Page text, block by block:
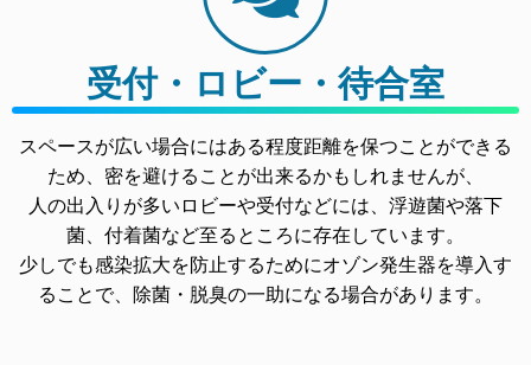
受付・ロビー・待合室
スペースが広い場合にはある程度距離を保つことができる
ため、密を避けることが出来るかもしれませんが、
人の出入りが多いロビーや受付などには、浮遊菌や落下
菌、付着菌など至るところに存在しています。
少しでも感染拡大を防止するためにオゾン発生器を導入す
ることで、除菌・脱臭の一助になる場合があります。